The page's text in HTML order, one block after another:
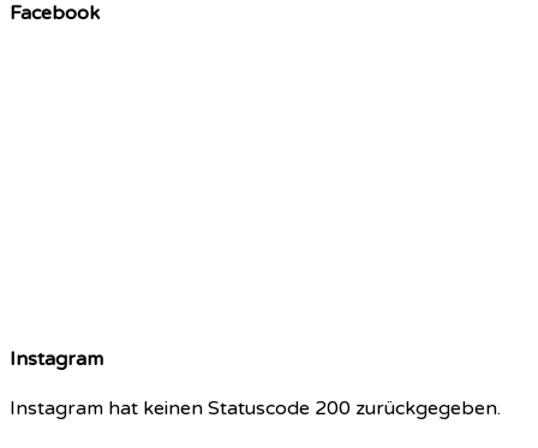
Facebook
Instagram
Instagram hat keinen Statuscode 200 zurückgegeben.